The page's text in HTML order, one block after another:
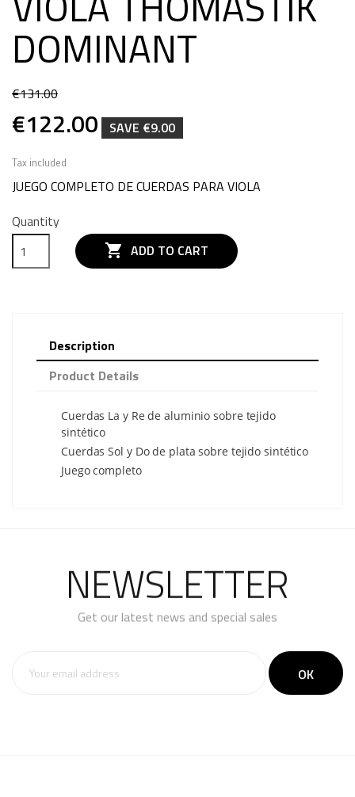
DOMINANT
€131.00
€122.00 SAVE €9.00
Tax included
JUEGO COMPLETO DE CUERDAS PARA VIOLA
Quantity
 ADD TO CART
Description
Product Details
Cuerdas La y Re de aluminio sobre tejido
sintético
Cuerdas Sol y Do de plata sobre tejido sintético
Juego completo
NEWSLETTER
Get our latest news and special sales